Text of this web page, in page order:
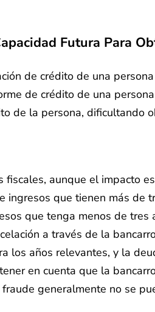
Futura Para
de crédito de una
de crédito de una
de la persona, dificultando
aunque el impacto
que tienen más
que tenga menos de
a través de la
los años relevantes, y la
en cuenta que la
generalmente no se